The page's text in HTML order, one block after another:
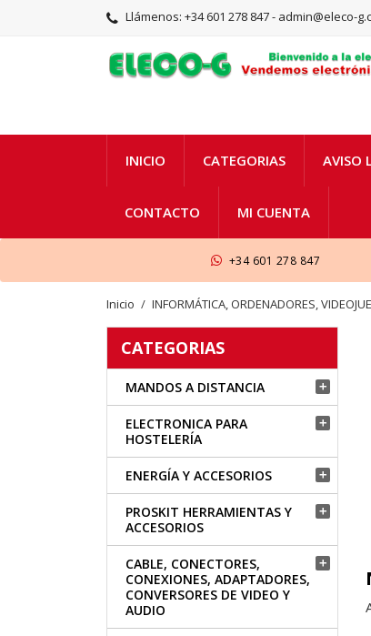
Llámenos: +34 601 278 847 - admin@eleco-
INICIO CATEGORIAS AVISO
CONTACTO MI CUENTA
+34 601 278 847
Inicio INFORMÁTICA, ORDENADORES,
CATEGORIAS
MANDOS A DISTANCIA 
ELECTRONICA PARA
HOSTELERÍA

ENERGÍA Y ACCESORIOS 
PROSKIT HERRAMIENTAS Y
ACCESORIOS

CABLE, CONECTORES,
CONEXIONES, ADAPTADORES,
CONVERSORES DE VIDEO Y
AUDIO
